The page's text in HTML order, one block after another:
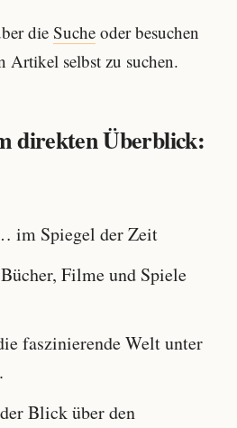
dieSucheoder besuchen
Artikel selbst zu suchen.
direkten Überblick:
Spiegel der Zeit
Filme und Spiele
faszinierende Welt unter
Blick über den